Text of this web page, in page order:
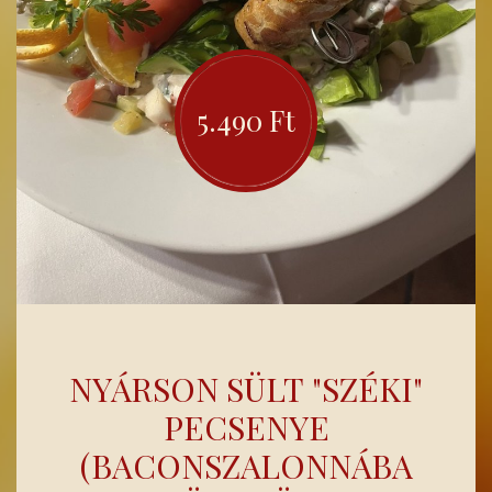
NYÁRSON SÜLT "SZÉKI"
PECSENYE
(BACONSZALONNÁBA
5.490 Ft